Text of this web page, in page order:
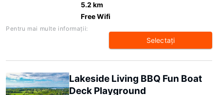
5.2 km
Free Wifi
Pentru mai multe informaţii:
Selectaţi
Lakeside Living BBQ Fun Boat
Deck Playground